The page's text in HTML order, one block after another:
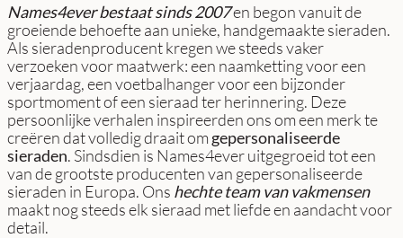
Names4ever bestaat sinds 2007en begon vanuit de
groeiende behoefte aan unieke, handgemaakte sieraden.
Als sieradenproducent kregen we steeds vaker
verzoeken voor maatwerk: een naamketting voor een
verjaardag, een voetbalhanger voor een bijzonder
sportmoment of een sieraad ter herinnering. Deze
persoonlijke verhalen inspireerden ons om een merk te
creëren dat volledig draait om gepersonaliseerde
sieraden. Sindsdien is Names4ever uitgegroeid tot een
van de grootste producenten van gepersonaliseerde
sieraden in Europa. Ons hechte team van vakmensen
maakt nog steeds elk sieraad met liefde en aandacht voor
detail.